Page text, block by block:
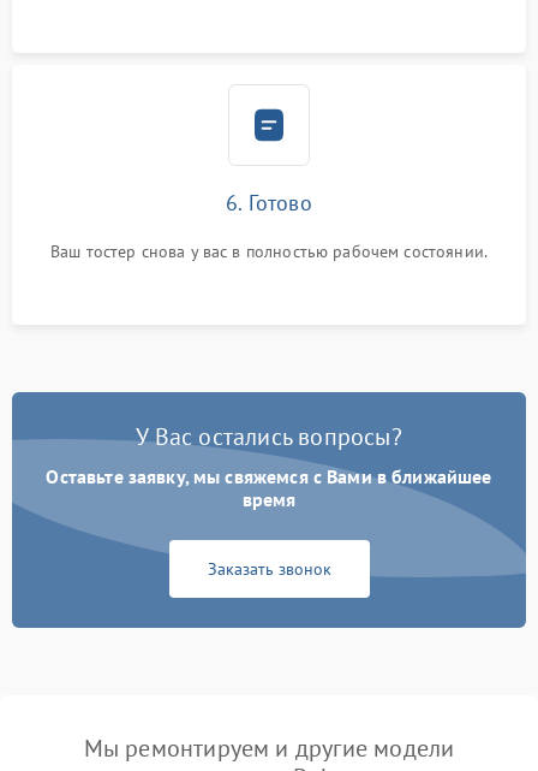
6. Готово
Ваш тостер снова у вас в полностью рабочем состоянии.
У Вас остались вопросы?
Оставьте заявку, мы свяжемся с Вами в ближайшее
время
Заказать звонок
Мы ремонтируем и другие модели